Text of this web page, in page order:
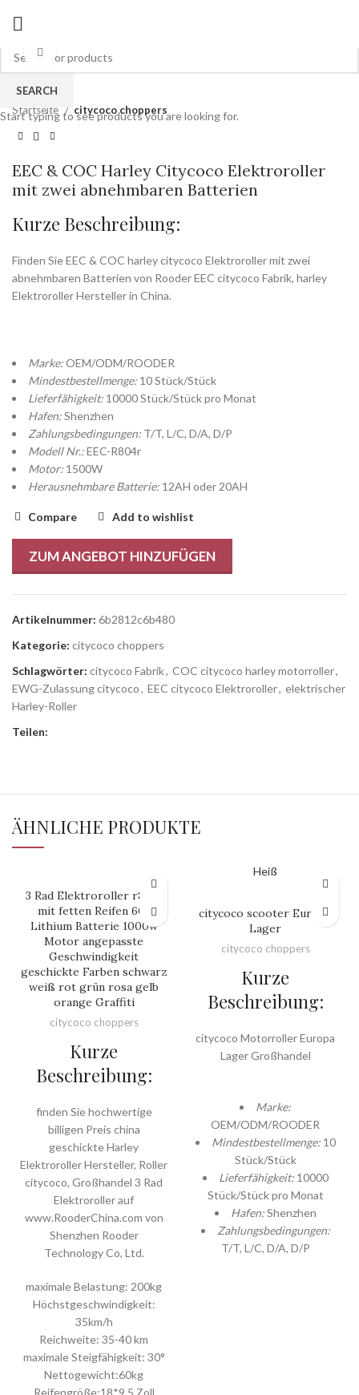
Zum Vergrößern anklicken
Startseite citycoco choppers
EEC & COC Harley Citycoco Elektroroller
mit zwei abnehmbaren Batterien
Kurze Beschreibung:
Finden Sie EEC & COC harley citycoco Elektroroller mit zwei
abnehmbaren Batterien von Rooder EEC citycoco Fabrik, harley
Elektroroller Hersteller in China.
Marke:OEM/ODM/ROODER
Mindestbestellmenge: 10 Stück/Stück
Lieferfähigkeit: 10000 Stück/Stück pro Monat
Hafen:Shenzhen
Zahlungsbedingungen: T/T, L/C, D/A, D/P
Modell Nr.:EEC-R804r
Motor: 1500W
Herausnehmbare Batterie: 12AH oder 20AH
Compare Add to wishlist
ZUM ANGEBOT HINZUFÜGEN
Artikelnummer: 6b2812c6b480
Kategorie: citycoco choppers
Schlagwörter: citycoco Fabrik, COC citycoco harley motorroller,
EWG-Zulassung citycoco, EEC citycoco Elektroroller, elektrischer
Harley-Roller
Teilen:
ÄHNLICHE PRODUKTE
3 Rad Elektroroller r804t
mit fetten Reifen 60v
Lithium Batterie 1000w
Motor angepasste
Geschwindigkeit
geschickte Farben schwarz
weiß rot grün rosa gelb
orange Graffiti
citycoco choppers
Kurze
Beschreibung:
finden Sie hochwertige
billigen Preis china
geschickte Harley
Elektroroller Hersteller, Roller
citycoco, Großhandel 3 Rad
Elektroroller auf
www.RooderChina.com von
Shenzhen Rooder
Technology Co, Ltd.
maximale Belastung: 200kg
Höchstgeschwindigkeit:
35km/h
Reichweite: 35-40 km
maximale Steigfähigkeit: 30°
Nettogewicht:60kg
Reifengröße:18*9,5 Zoll
Heiß
citycoco scooter Europa
Lager
citycoco choppers
Kurze
Beschreibung:
citycoco Motorroller Europa
Lager Großhandel
Marke:
OEM/ODM/ROODER
Mindestbestellmenge: 10
Stück/Stück
Lieferfähigkeit: 10000
Stück/Stück pro Monat
Hafen:Shenzhen
Zahlungsbedingungen:
T/T, L/C, D/A, D/P
SEARCH
Start typing to see products you are looking for.